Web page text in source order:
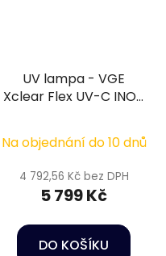
UV lampa - VGE
Xclear Flex UV-C INOX
Na objednání do 10 dnů
4 792,56 Kč bez DPH
5 799 Kč
DO KOŠÍKU